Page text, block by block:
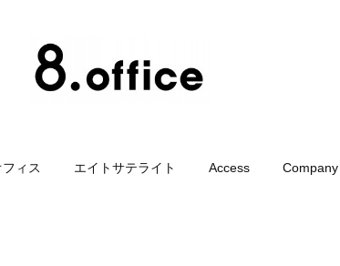
ィス エイトサテライト Access Company